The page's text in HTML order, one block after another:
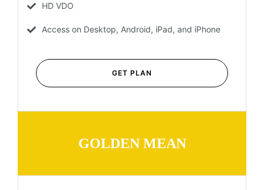
HD VDO
Access on Desktop, Android, iPad, and iPhone
GET PLAN
GOLDEN MEAN